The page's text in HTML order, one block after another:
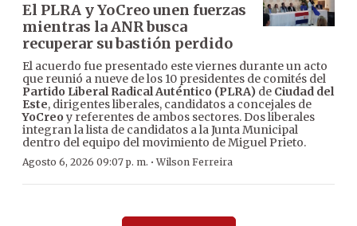
El PLRA y YoCreo unen fuerzas
mientras la ANR busca
recuperar su bastión perdido
El acuerdo fue presentado este viernes durante un acto
que reunió a nueve de los 10 presidentes de comités del
Partido Liberal Radical Auténtico (PLRA) de Ciudad del
Este, dirigentes liberales, candidatos a concejales de
YoCreo y referentes de ambos sectores. Dos liberales
integran la lista de candidatos a la Junta Municipal
dentro del equipo del movimiento de Miguel Prieto.
Agosto 6, 2026 09:07 p. m. ·Wilson Ferreira